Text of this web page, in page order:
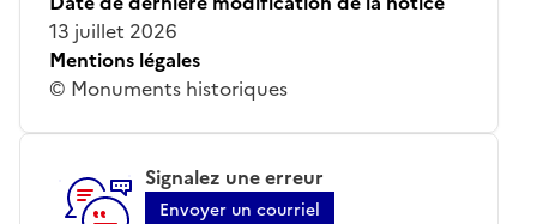
13 juillet 2026
Mentions légales
© Monuments historiques
Signalez une erreur
Envoyer un courriel